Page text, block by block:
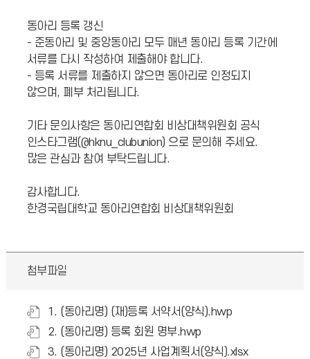
동아리 등록 갱신
- 준동아리 및 중앙동아리 모두 매년 동아리 등록 기간에
서류를 다시 작성하여 제출해야 합니다.
- 등록 서류를 제출하지 않으면 동아리로 인정되지
않으며, 폐부 처리됩니다.
기타 문의사항은 동아리연합회 비상대책위원회 공식
인스타그램(@hknu_clubunion) 으로 문의해 주세요.
많은 관심과 참여 부탁드립니다.
감사합니다.
한경국립대학교 동아리연합회 비상대책위원회
첨부파일
1. (동아리명) (재)등록 서약서(양식).hwp
2. (동아리명) 등록 회원 명부.hwp
3. (동아리명) 2025년 사업계획서(양식).xlsx